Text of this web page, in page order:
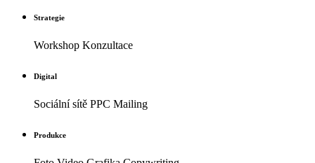
Strategie
Workshop Konzultace
Digital
Sociální sítě PPC Mailing
Produkce